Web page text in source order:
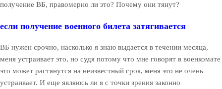
получение ВБ, правомерно ли это? Почему они тянут?
если получение военного билета затягивается
ВБ нужен срочно, насколько я знаю выдается в течении месяца,
меня устраивает это, но судя потому что мне говорят в военкомате
это может растянутся на неизвестный срок, меня это не очень
устраивает. И еще являюсь ли я с точки зрения законно